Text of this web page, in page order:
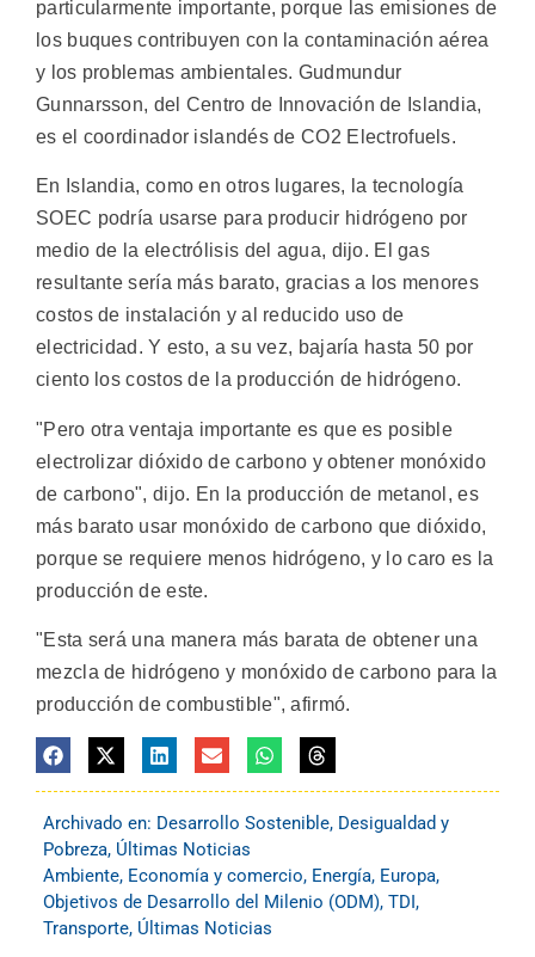
particularmente importante, porque las emisiones de
los buques contribuyen con la contaminación aérea
y los problemas ambientales. Gudmundur
Gunnarsson, del Centro de Innovación de Islandia,
es el coordinador islandés de CO2 Electrofuels.
En Islandia, como en otros lugares, la tecnología
SOEC podría usarse para producir hidrógeno por
medio de la electrólisis del agua, dijo. El gas
resultante sería más barato, gracias a los menores
costos de instalación y al reducido uso de
electricidad. Y esto, a su vez, bajaría hasta 50 por
ciento los costos de la producción de hidrógeno.
"Pero otra ventaja importante es que es posible
electrolizar dióxido de carbono y obtener monóxido
de carbono", dijo. En la producción de metanol, es
más barato usar monóxido de carbono que dióxido,
porque se requiere menos hidrógeno, y lo caro es la
producción de este.
"Esta será una manera más barata de obtener una
mezcla de hidrógeno y monóxido de carbono para la
producción de combustible", afirmó.
Archivado en: Desarrollo Sostenible, Desigualdad y
Pobreza, Últimas Noticias
Ambiente, Economía y comercio, Energía, Europa,
Objetivos de Desarrollo del Milenio (ODM), TDI,
Transporte, Últimas Noticias